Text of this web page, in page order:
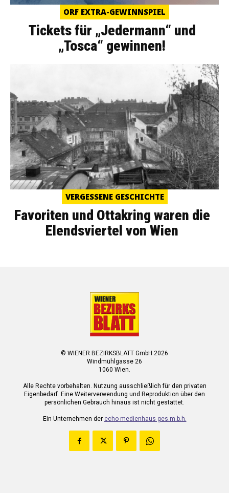
ORF EXTRA-GEWINNSPIEL
Tickets für „Jedermann“ und
„Tosca“ gewinnen!
VERGESSENE GESCHICHTE
Favoriten und Ottakring waren die
Elendsviertel von Wien
© WIENER BEZIRKSBLATT GmbH 2026
Windmühlgasse 26
1060 Wien.
Alle Rechte vorbehalten. Nutzung ausschließlich für den privaten
Eigenbedarf. Eine Weiterverwendung und Reproduktion über den
persönlichen Gebrauch hinaus ist nicht gestattet.
Ein Unternehmen der echo medienhaus ges.m.b.h.